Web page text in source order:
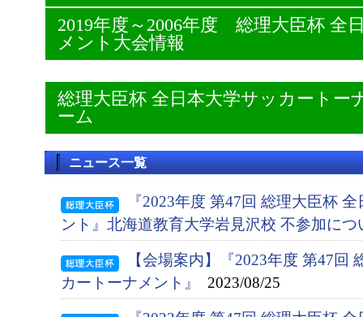
2019年度～2006年度 総理大臣杯 全
メント大会情報
総理大臣杯 全日本大学サッカート
ーム
ニュース一覧
『2023年度 第47回 総理大臣杯
ント』北海道教育大学岩見沢校 不参加につ
【会場案内】『2023年度 第47回
カートーナメント』
2023/08/25